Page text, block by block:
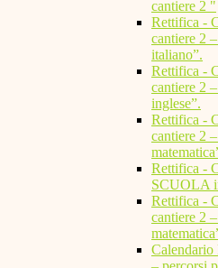
cantiere 2 "
Rettifica -
cantiere 2
italiano”.
Rettifica -
cantiere 2
inglese”.
Rettifica -
cantiere 2
Rettifica -
SCUOLA
Rettifica -
cantiere 2
Calendario